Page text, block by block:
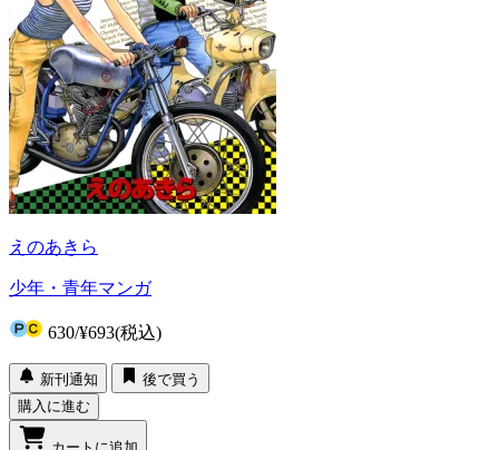
えのあきら
少年・青年マンガ
630/¥693(税込)
新刊通知
後で買う
購入に進む